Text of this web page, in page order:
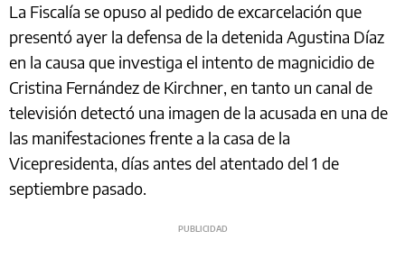
La Fiscalía se opuso al pedido de excarcelación que
presentó ayer la defensa de la detenida Agustina Díaz
en la causa que investiga el intento de magnicidio de
Cristina Fernández de Kirchner, en tanto un canal de
televisión detectó una imagen de la acusada en una de
las manifestaciones frente a la casa de la
Vicepresidenta, días antes del atentado del 1 de
septiembre pasado.